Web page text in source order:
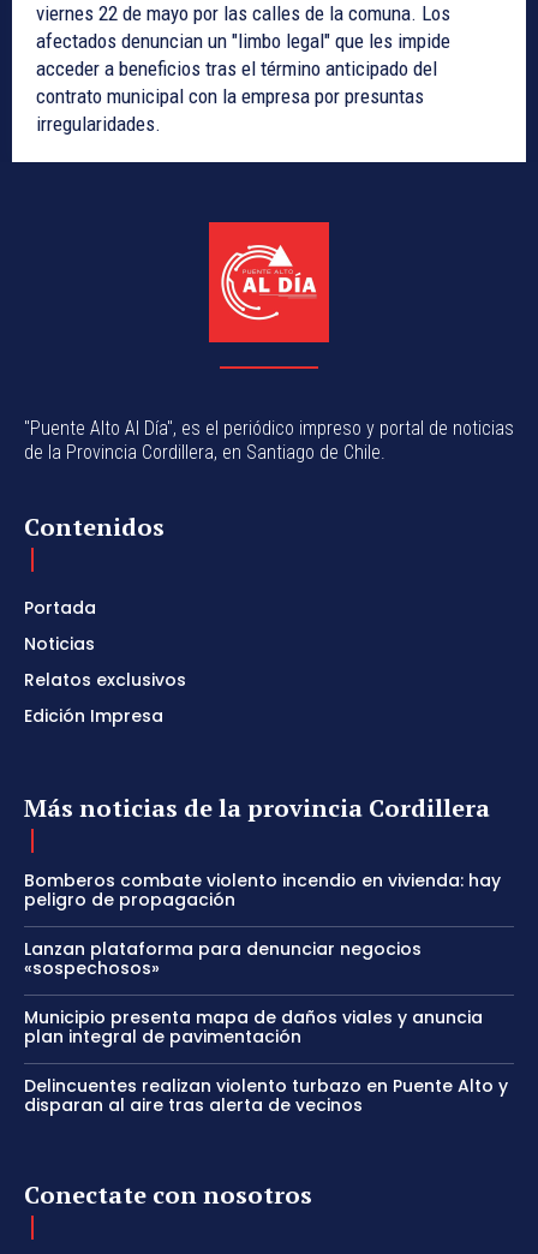
viernes 22 de mayo por las calles de la comuna. Los
afectados denuncian un "limbo legal" que les impide
acceder a beneficios tras el término anticipado del
contrato municipal con la empresa por presuntas
irregularidades.
"Puente Alto Al Día", es el periódico impreso y portal de noticias
de la Provincia Cordillera, en Santiago de Chile.
Contenidos
Portada
Noticias
Relatos exclusivos
Edición Impresa
Más noticias de la provincia Cordillera
Bomberos combate violento incendio en vivienda: hay
peligro de propagación
Lanzan plataforma para denunciar negocios
«sospechosos»
Municipio presenta mapa de daños viales y anuncia
plan integral de pavimentación
Delincuentes realizan violento turbazo en Puente Alto y
disparan al aire tras alerta de vecinos
Conectate con nosotros